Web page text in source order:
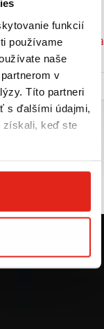
funkcií
používame
naše
v
Títo partneri
s ďalšími údajmi,
získali, keď ste
Značka: Honda
splátky, úver,
a oblečenie 10%